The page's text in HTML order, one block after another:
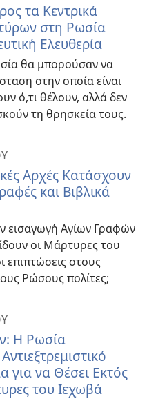
τα Κεντρικά
στη Ρωσία
Ελευθερία
θα μπορούσαν να
στην οποία είναι
ό,τι θέλουν, αλλά δεν
τη θρησκεία τους.
Αρχές Κατάσχουν
και Βιβλικά
εισαγωγή Αγίων Γραφών
οι Μάρτυρες του
επιπτώσεις στους
Ρώσους πολίτες;
Η Ρωσία
να Θέσει Εκτός
του Ιεχωβά